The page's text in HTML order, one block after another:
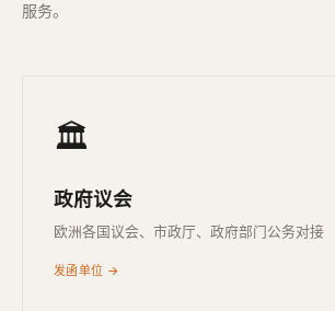
服务。
🏛
政府议会
欧洲各国议会、市政厅、政府部门公务对接
发函单位 →